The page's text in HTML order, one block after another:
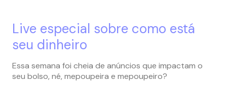
Live especial sobre como está
seu dinheiro
Essa semana foi cheia de anúncios que impactam o
seu bolso, né, mepoupeira e mepoupeiro?